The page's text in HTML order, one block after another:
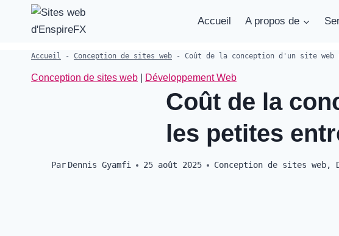
Accueil A propos de
Accueil - Conception de sites web - Coût de la conception d'un site
Conception de sites web Développement Web
Coût de la
les petites
Par Dennis Gyamfi 25 août 2025 Conception de sites web,